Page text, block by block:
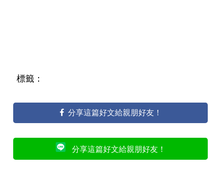
標籤：
分享這篇好文給親朋好友！
分享這篇好文給親朋好友！